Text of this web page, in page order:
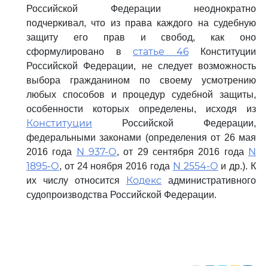
Российской Федерации неоднократно
подчеркивал, что из права каждого на судебную
защиту его прав и свобод, как оно
сформулировано в статье 46Конституции
Российской Федерации, не следует возможность
выбора гражданином по своему усмотрению
любых способов и процедур судебной защиты,
особенности которых определены, исходя из
Конституции Российской Федерации,
федеральными законами (определения от 26 мая
2016 года N 937-О, от 29 сентября 2016 года N
1895-О, от 24 ноября 2016 года N 2554-О и др.). К
их числу относится
Кодекс административного
судопроизводства Российской Федерации.